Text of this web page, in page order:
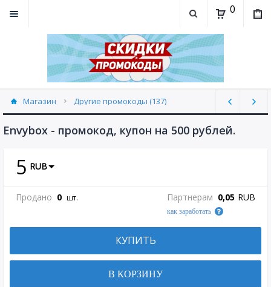
0
Магазин Другие промокоды (137)
Envybox - промокод, купон на 500 рублей.
5 RUB
Продано 0 шт. Партнерам 0,05 RUB
как заработать
КУПИТЬ
В КОРЗИНУ